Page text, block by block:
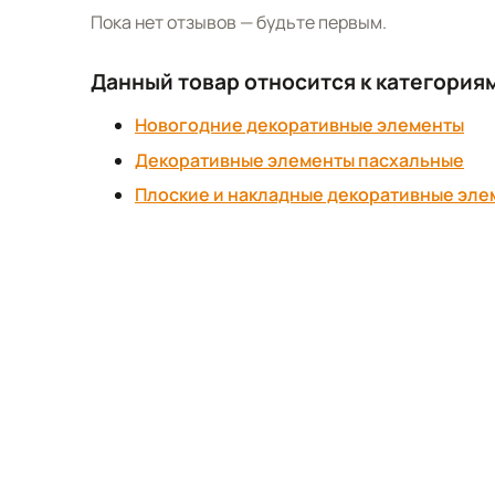
Пока нет отзывов — будьте первым.
Данный товар относится к
Новогодние декоративные элементы
Декоративные элементы пасхальные
Плоские и накладные декоративные